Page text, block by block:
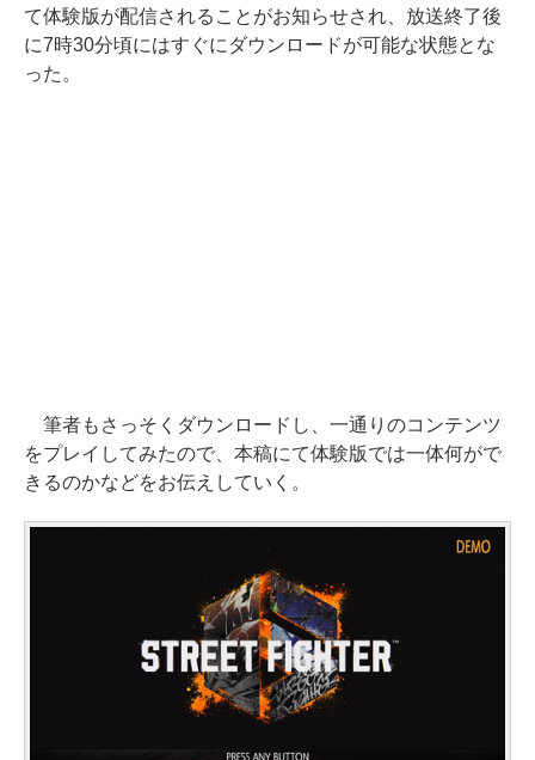
て体験版が配信されることがお知らせされ、放送終了後
に7時30分頃にはすぐにダウンロードが可能な状態とな
った。
筆者もさっそくダウンロードし、一通りのコンテンツ
をプレイしてみたので、本稿にて体験版では一体何がで
きるのかなどをお伝えしていく。